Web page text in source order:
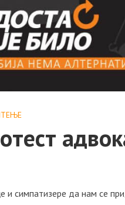
и симпатизере да нам се